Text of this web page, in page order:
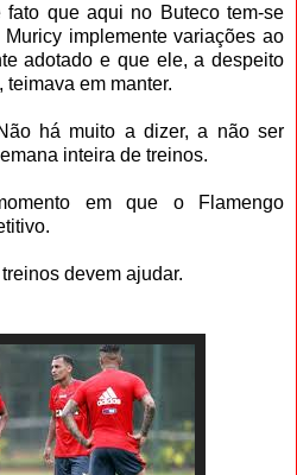
fato que aqui no Buteco tem-se
implemente variações ao
adotado e que ele, a despeito
em manter.
há muito a dizer, a não ser
inteira de treinos.
em que o Flamengo
devem ajudar.